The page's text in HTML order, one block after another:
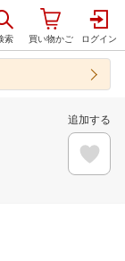
追加する